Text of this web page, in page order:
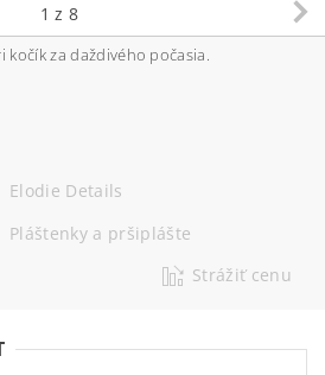
1 z 8
za daždivého počasia.
Elodie Details
Pláštenky a pršiplášte
Strážiť cenu